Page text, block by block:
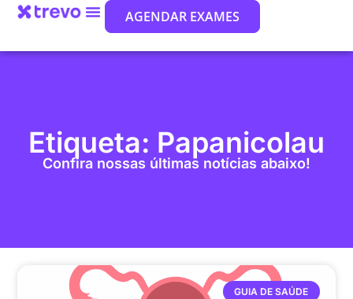
AGENDAR EXAMES
Etiqueta: Papanicolau
Confira nossas últimas notícias abaixo!
GUIA DE SAÚDE